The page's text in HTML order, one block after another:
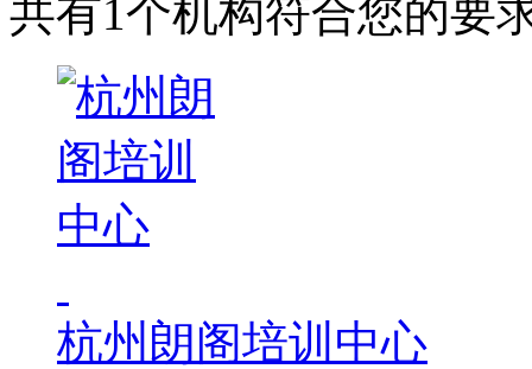
共有1个机构符合您的要
杭州朗阁培训中心